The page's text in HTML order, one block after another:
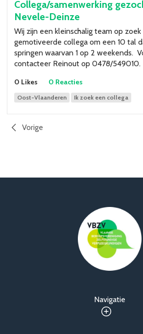
Collega/samenwerking
Nevele-Deinze
Wij zijn een kleinschalig team op
gemotiveerde collega om een 10 tal
springen waarvan 1 op 2 weekends.
contacteer Reinout op 0478/549010.
0 Likes 0 Reacties
Oost-Vlaanderen Ik zoek een collega
Vorige
Navigatie